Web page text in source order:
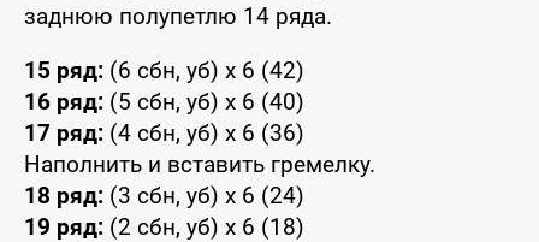
заднюю полупетлю 14 ряда.
15 ряд: (6 сбн, уб) x 6 (42)
16 ряд: (5 сбн, уб) x 6 (40)
17 ряд: (4 сбн, уб) x 6 (36)
Наполнить и вставить гремелку.
18 ряд: (3 сбн, уб) x 6 (24)
19 ряд: (2 сбн, уб) x 6 (18)